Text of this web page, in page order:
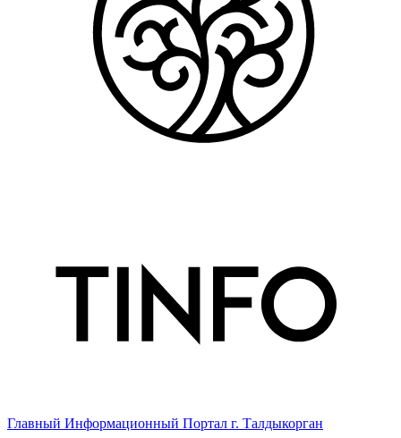
Главный Информационный Портал г. Талдыкорган